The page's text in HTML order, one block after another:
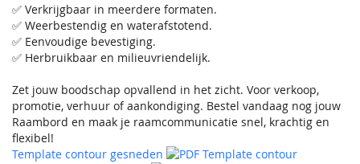
✅ Verkrijgbaar in meerdere formaten.
✅ Weerbestendig en waterafstotend.
✅ Eenvoudige bevestiging.
✅ Herbruikbaar en milieuvriendelijk.
Zet jouw boodschap opvallend in het zicht. Voor verkoop,
promotie, verhuur of aankondiging. Bestel vandaag nog jouw
Raambord en maak je raamcommunicatie snel, krachtig en
flexibel!
Template contour gesneden
Template contour